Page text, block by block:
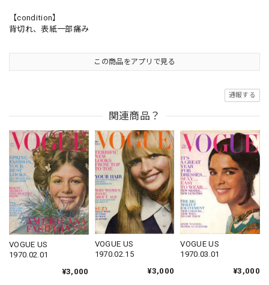
【condition】
背切れ、表紙一部痛み
この商品をアプリで見る
通報する
関連商品？
VOGUE US
1970.02.01
¥3,000
VOGUE US
1970.02.15
¥3,000
VOGUE US
1970.03.01
¥3,000